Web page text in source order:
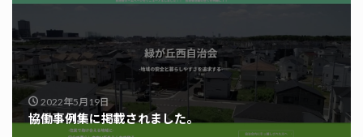
2022年5月19日
協働事例集に掲載されました。